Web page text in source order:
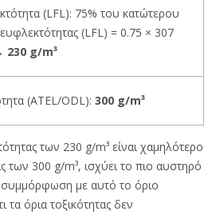
(LFL): 75% του κατώτερου
(LFL) = 0.75 × 307
230 g/m³
(ATEL/ODL): 300 g/m³
των 230 g/m³ είναι χαμηλότερο
των 300 g/m³, ισχύει το πιο αυστηρό
συμμόρφωση με αυτό το όριο
τα όρια τοξικότητας δεν